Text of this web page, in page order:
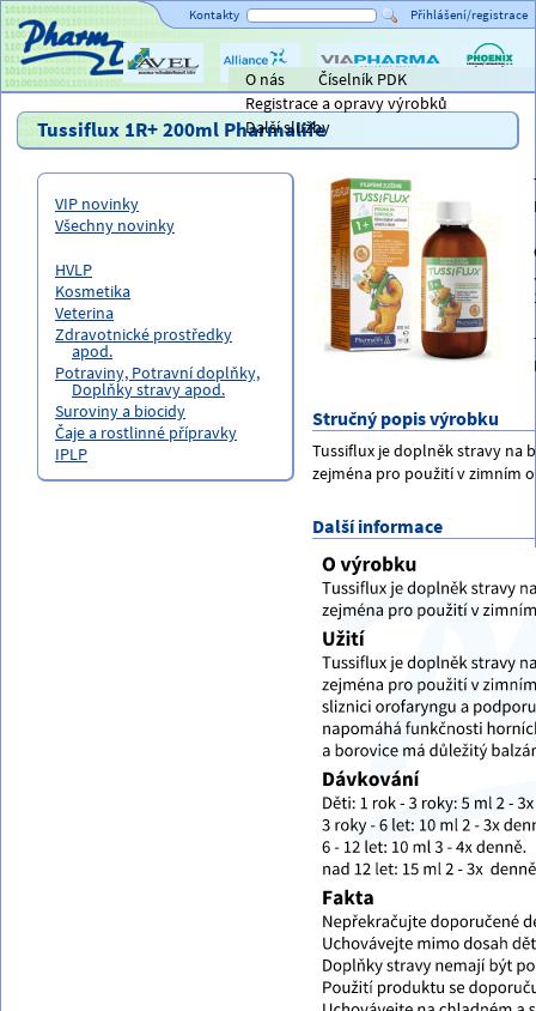
Titulní strana O nás
Číselník PDK
Registrace a opravy výrobků
Další služby
Kontakty Přihlášení/registrace
AVEL Alliance
Healthcare
ViaPharma PHOENIX
Tussiflux 1R+ 200ml Pharmalife
VIP novinky
Všechny novinky
HVLP
Kosmetika
Veterina
Zdravotnické prostředky
apod.
Potraviny, Potravní doplňky,
Doplňky stravy apod.
Suroviny a biocidy
Čaje a rostlinné přípravky
IPLP
Stručný popis výrobku
Tussiflux je doplněk stravy na
zejména pro použití v zimním
Další informace